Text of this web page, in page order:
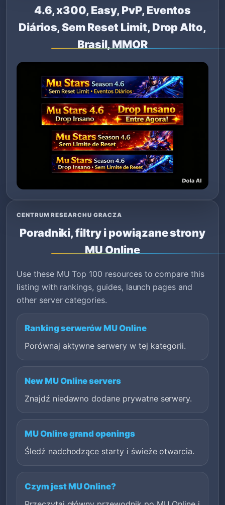
4.6, x300, Easy, PvP, Eventos
Diários, Sem Reset Limit, Drop Alto,
Brasil, MMOR
CENTRUM RESEARCHU GRACZA
Poradniki, filtry i powiązane strony
MU Online
Use these MU Top 100 resources to compare this
listing with rankings, guides, launch pages and
other server categories.
Ranking serwerów MU Online
Porównaj aktywne serwery w tej kategorii.
New MU Online servers
Znajdź niedawno dodane prywatne serwery.
MU Online grand openings
Śledź nadchodzące starty i świeże otwarcia.
Czym jest MU Online?